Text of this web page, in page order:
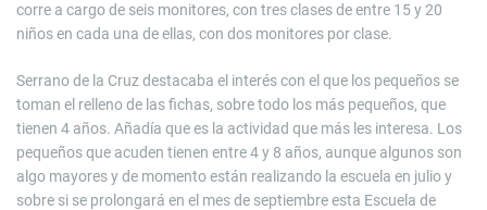
corre a cargo de seis monitores, con tres clases de entre 15 y 20
niños en cada una de ellas, con dos monitores por clase.
Serrano de la Cruz destacaba el interés con el que los pequeños se
toman el relleno de las fichas, sobre todo los más pequeños, que
tienen 4 años. Añadía que es la actividad que más les interesa. Los
pequeños que acuden tienen entre 4 y 8 años, aunque algunos son
algo mayores y de momento están realizando la escuela en julio y
sobre si se prolongará en el mes de septiembre esta Escuela de